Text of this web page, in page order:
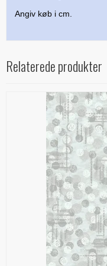
Angiv køb i cm.
Relaterede produkter